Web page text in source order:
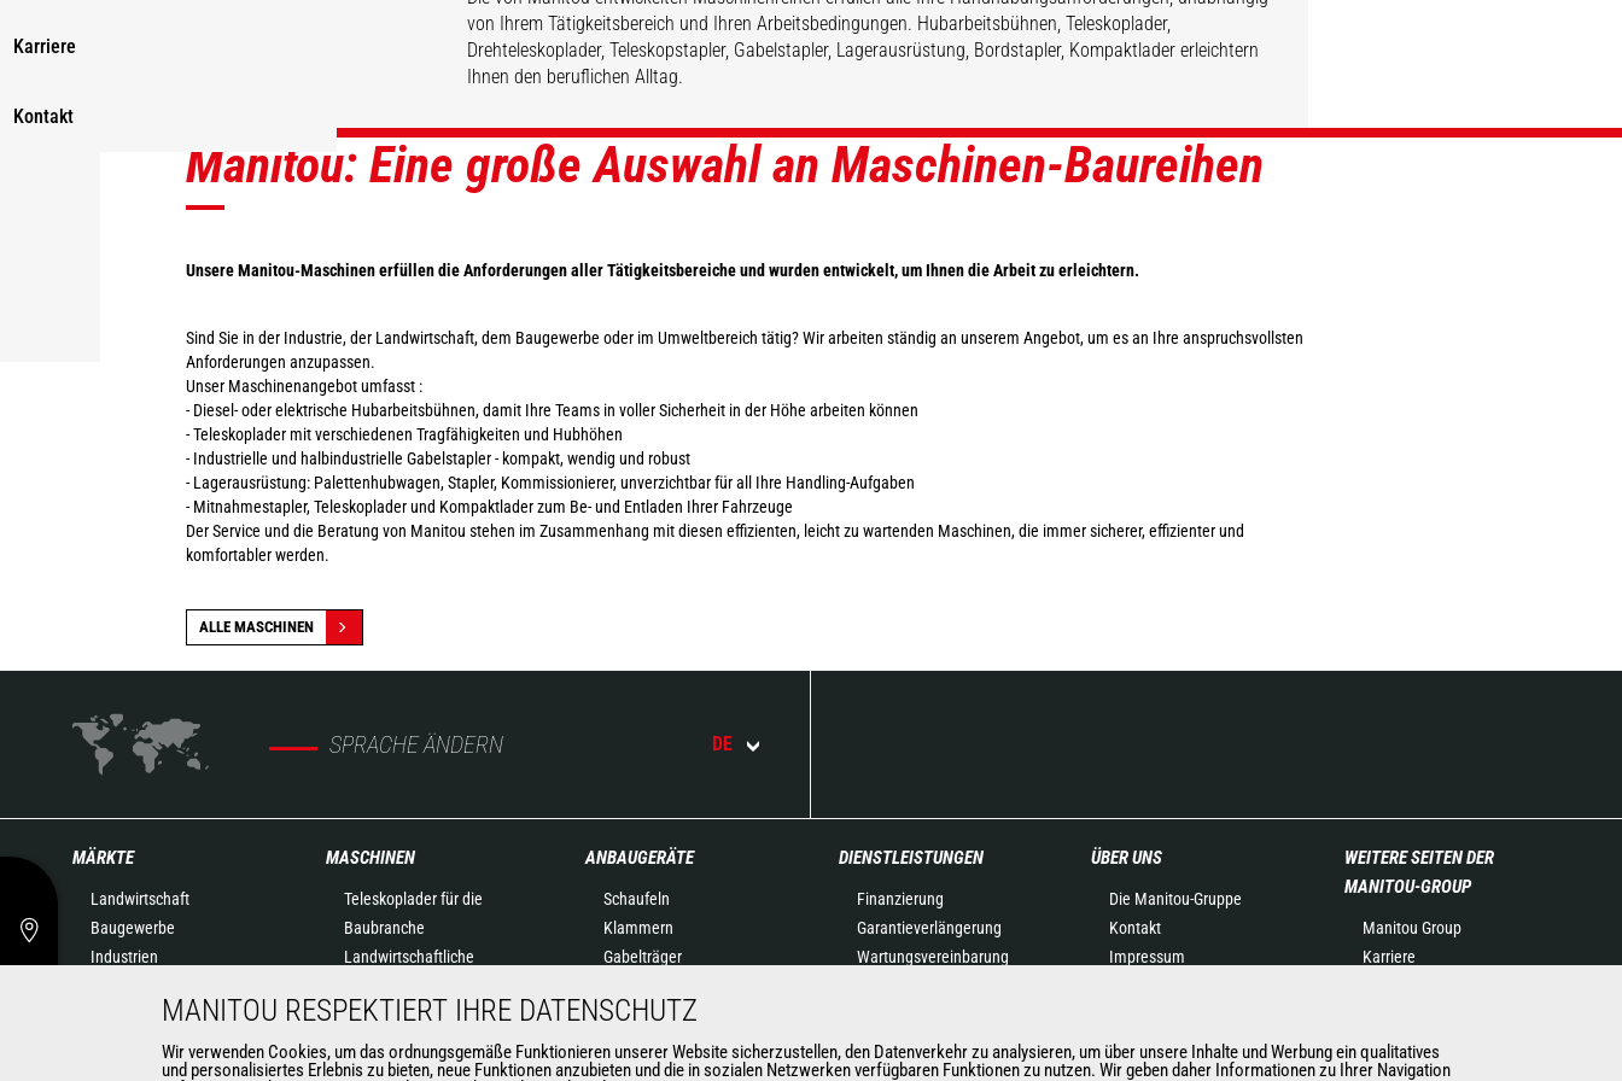
Karriere
Kontakt
von Ihrem Tätigkeitsbereich und Ihren Arbeitsbedingungen. Hubarbeitsbühnen, Teleskoplader,
Drehteleskoplader, Teleskopstapler, Gabelstapler, Lagerausrüstung, Bordstapler, Kompaktlader erleichtern
Ihnen den beruflichen Alltag.
ENTDECKEN ENTDECKEN
ENTDECKEN ENTDECKEN
Manitou: Eine große Auswahl an Maschinen-Baureihen
Unsere Manitou-Maschinen erfüllen die Anforderungen aller Tätigkeitsbereiche und wurden entwickelt, um Ihnen die Arbeit zu erleichtern.
Sind Sie in der Industrie, der Landwirtschaft, dem Baugewerbe oder im Umweltbereich tätig? Wir arbeiten ständig an unserem Angebot, um es an Ihre anspruchsvollsten
Anforderungen anzupassen.
Unser Maschinenangebot umfasst :
- Diesel- oder elektrische Hubarbeitsbühnen, damit Ihre Teams in voller Sicherheit in der Höhe arbeiten können
- Teleskoplader mit verschiedenen Tragfähigkeiten und Hubhöhen
- Industrielle und halbindustrielle Gabelstapler - kompakt, wendig und robust
- Lagerausrüstung: Palettenhubwagen, Stapler, Kommissionierer, unverzichtbar für all Ihre Handling-Aufgaben
- Mitnahmestapler, Teleskoplader und Kompaktlader zum Be- und Entladen Ihrer Fahrzeuge
Der Service und die Beratung von Manitou stehen im Zusammenhang mit diesen effizienten, leicht zu wartenden Maschinen, die immer sicherer, effizienter und
komfortabler werden.
ALLE MASCHINEN
SPRACHE ÄNDERN DE
MÄRKTE
Landwirtschaft
Baugewerbe
Industrien
Luftfahrtindustrie
Rüstungsindustrie
MASCHINEN
Teleskoplader für die
Baubranche
Landwirtschaftliche
Drehbare Teleskoplader
Knicklader
Hubarbeitsbühnen
ANBAUGERÄTE
Schaufeln
Klammern
Gabelträger
Kranausleger
Arbeitskörbe
Betonkübel
DIENSTLEISTUNGEN
Finanzierung
Garantieverlängerung
Wartungsvereinbarung
Diagnose-Tools
Schulung
ÜBER UNS
Die Manitou-Gruppe
Kontakt
Impressum
Neuigkeiten
Geschichte
WEITERE SEITEN DER
MANITOU-GROUP
Manitou Group
Karriere
Gehl
Manitou Group
MANITOU RESPEKTIERT IHRE DATENSCHUTZ
Wir verwenden Cookies, um das ordnungsgemäße Funktionieren unserer Website sicherzustellen, den Datenverkehr zu analysieren, um über unsere Inhalte und Werbung ein qualitatives
und personalisiertes Erlebnis zu bieten, neue Funktionen anzubieten und die in sozialen Netzwerken verfügbaren Funktionen zu nutzen. Wir geben daher Informationen zu Ihrer Navigation